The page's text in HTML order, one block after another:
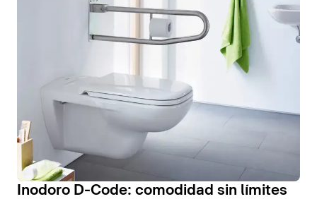
Inodoro D-Code: comodidad sin límites